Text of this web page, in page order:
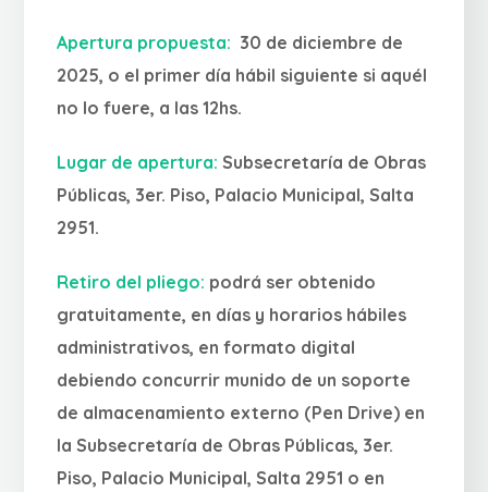
Apertura propuesta: 30 de diciembre de
2025, o el primer día hábil siguiente si aquél
no lo fuere, a las 12hs.
Lugar de apertura: Subsecretaría de Obras
Públicas, 3er. Piso, Palacio Municipal, Salta
2951.
Retiro del pliego: podrá ser obtenido
gratuitamente, en días y horarios hábiles
administrativos, en formato digital
debiendo concurrir munido de un soporte
de almacenamiento externo (Pen Drive) en
la Subsecretaría de Obras Públicas, 3er.
Piso, Palacio Municipal, Salta 2951 o en